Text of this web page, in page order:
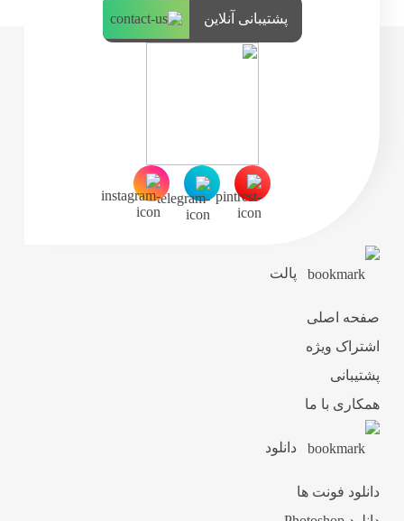
پالت
صفحه اصلی
اشتراک ویژه
پشتیبانی
همکاری با ما
دانلود
دانلود فونت ها
پشتیبانی آنلاین